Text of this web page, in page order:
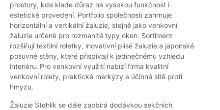
prostory, kde klade důraz na vysokou funkčnost i
estetické provedení. Portfolio společnosti zahrnuje
horizontální a vertikální žaluzie, stejně jako venkovní
žaluzie určené pro rozmanité typy oken. Sortiment
rozšiřují textilní roletky, inovativní plisé žaluzie a japonské
posuvné stěny, které přispívají k jedinečnému vzhledu
interiéru. Pro venkovní využití nabízí firma kvalitní
venkovní rolety, praktické markýzy a účinné sítě proti
hmyzu.
Žaluzie Stehlík se dále zaobírá dodávkou sekčních